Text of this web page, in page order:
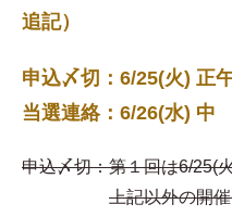
追記）
申込〆切：6/25(火) 正
当選連絡：6/26(水) 中
申込〆切：第１回は6/25(
上記以外の開